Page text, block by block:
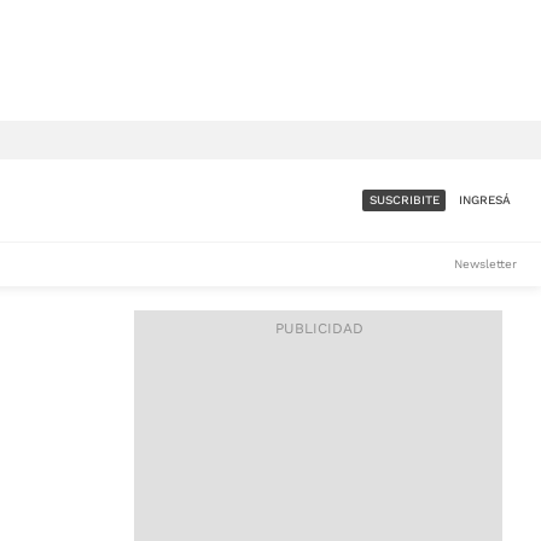
ACCESO FULL - $1.800/MES
SUSCRIBITE INGRESÁ
Newsletter